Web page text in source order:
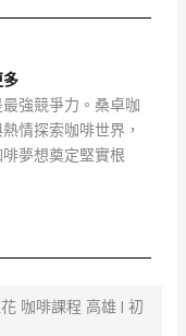
強競爭力。桑卓咖
情探索咖啡世界，
夢想奠定堅實根
咖啡課程 高雄 | 初